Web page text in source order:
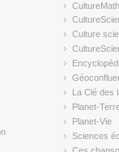
CultureMath
(link is
(link is
Culture
(link is
(link is
(link is
La Clé des
(link is
Planet-
(link is
Planet-Vie
(link is
Sciences
(link is